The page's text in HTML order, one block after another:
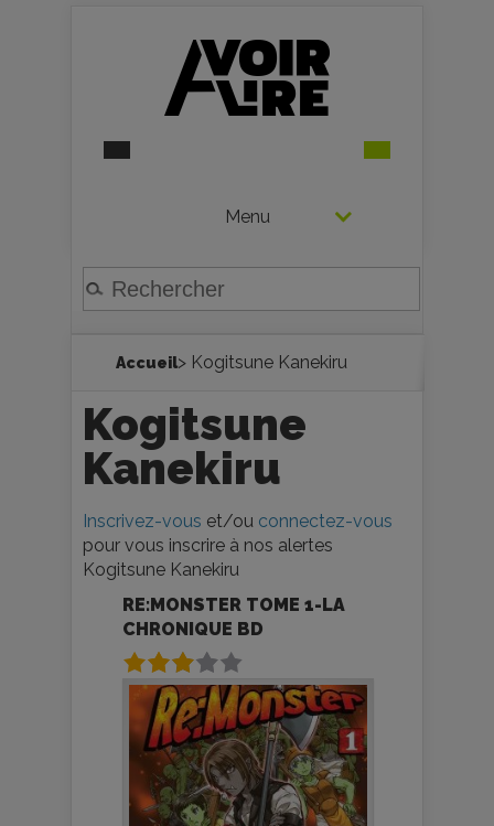
Menu
Accueil> Kogitsune Kanekiru
Kogitsune
Kanekiru
Inscrivez-vous et/ou connectez-vous
pour vous inscrire à nos alertes
Kogitsune Kanekiru
RE:MONSTER TOME 1-LA
CHRONIQUE BD